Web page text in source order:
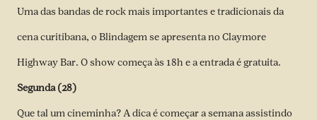
Uma das bandas de rock mais importantes e tradicionais da
cena curitibana, o Blindagem se apresenta no Claymore
Highway Bar. O show começa às 18h e a entrada é gratuita.
Segunda (28)
Que tal um cineminha? A dica é começar a semana assistindo